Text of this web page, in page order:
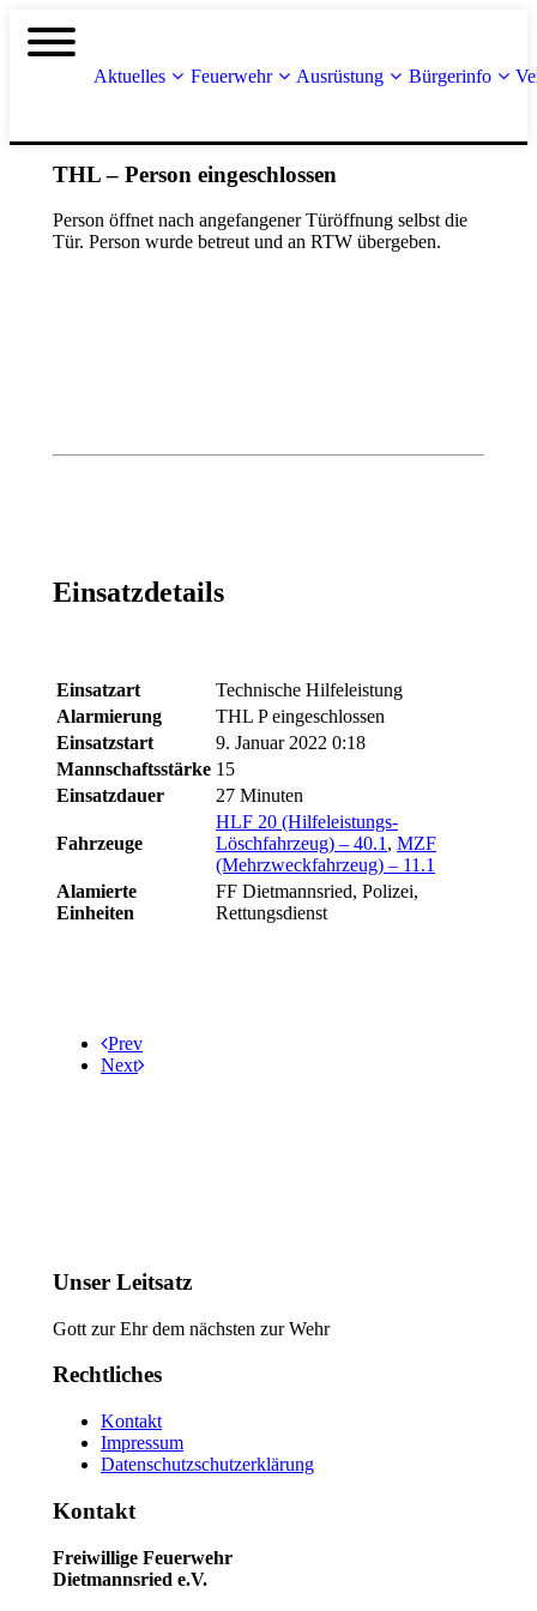
Aktuelles Feuerwehr Ausrüstung Bürgerinfo
THL – Person eingeschlossen
Person öffnet nach angefangener Türöffnung selbst die
Tür. Person wurde betreut und an RTW übergeben.
Einsatzdetails
Einsatzart
Technische Hilfeleistung
Alarmierung
THL P eingeschlossen
Einsatzstart
9. Januar 2022 0:18
Mannschaftsstärke 15
Einsatzdauer
27 Minuten
Fahrzeuge
HLF 20 (Hilfeleistungs-
Löschfahrzeug) – 40.1 , MZF
(Mehrzweckfahrzeug) – 11.1
Alamierte
Einheiten
FF Dietmannsried, Polizei,
Rettungsdienst
Prev
Next
Unser Leitsatz
Gott zur Ehr dem nächsten zur Wehr
Rechtliches
Kontakt
Impressum
Datenschutzschutzerklärung
Kontakt
Freiwillige Feuerwehr
Dietmannsried e.V.